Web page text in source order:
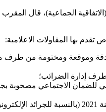
تقدم بها المقاولات الاعلامية:
مصحوبة بجدول أسماء